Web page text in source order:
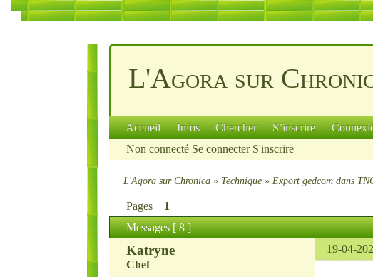
L'Agora sur
Accueil Infos Chercher S’inscrire
Non connecté Se connecter S'inscrire
L'Agora sur Chronica » Technique » Export gedcom dans
Pages 1
Messages [ 8 ]
Katryne 19-04-
Chef